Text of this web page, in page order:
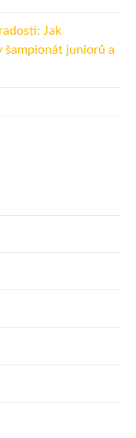
Jak
šampionát juniorů a